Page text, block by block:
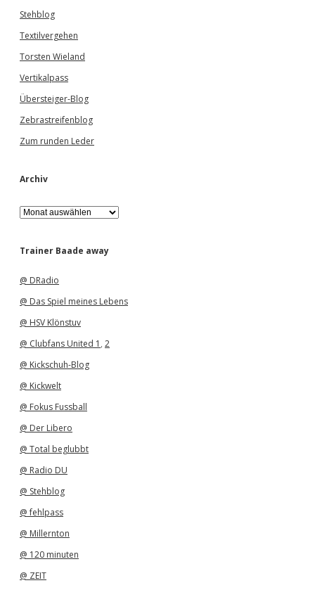
Stehblog
Textilvergehen
Torsten Wieland
Vertikalpass
Übersteiger-Blog
Zebrastreifenblog
Zum runden Leder
Archiv
A
r
h
Trainer Baade away
@ DRadio
@ Das Spiel meines Lebens
@ HSV Klönstuv
@ Clubfans United 1 , 2
@ Kickschuh-Blog
@ Kickwelt
@ Fokus Fussball
@ Der Libero
@ Total beglubbt
@ Radio DU
@ Stehblog
@ fehlpass
@ Millernton
@ 120 minuten
@ ZEIT